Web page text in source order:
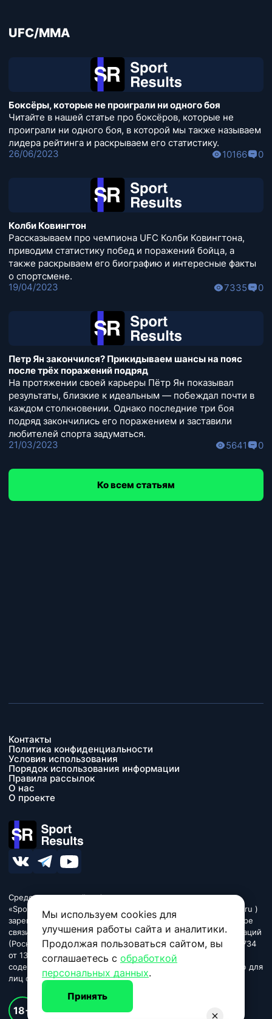
Мы используем cookies для
улучшения работы сайта и аналитики.
Продолжая пользоваться сайтом, вы
соглашаетесь с обработкой
персональных данных.
Принять
UFC/MMA
Боксёры, которые не проиграли ни одного боя
Читайте в нашей статье про боксёров, которые не
проиграли ни одного боя, в которой мы также называем
лидера рейтинга и раскрываем его статистику.
26/06/2023
10166 0
Колби Ковингтон
Рассказываем про чемпиона UFC Колби Ковингтона,
приводим статистику побед и поражений бойца, а
также раскрываем его биографию и интересные факты
о спортсмене.
19/04/2023
7335 0
Петр Ян закончился? Прикидываем шансы на пояс
после трёх поражений подряд
На протяжении своей карьеры Пётр Ян показывал
результаты, близкие к идеальным — побеждал почти в
каждом столкновении. Однако последние три боя
подряд закончились его поражением и заставили
любителей спорта задуматься.
21/03/2023
5641 0
Ко всем статьям
Контакты
Политика конфиденциальности
Условия использования
Порядок использования информации
Правила рассылок
О нас
О проекте
Средство массовой информации сетевое издание
«SportResults» (адрес в сети Интернет - www.sport-results.ru )
зарегистрировано Федеральной службой по надзору в сфере
связи, информационных технологий и массовых коммуникаций
(Роскомнадзор). Регистрационный номер ЭЛ № ФС 77 - 84734
от 13 марта 2023. Название «SportResults». Издание может
содержать информационную продукцию, предназначенную для
лиц старше 18 лет.
18+
Спортивные новости и события, результаты, обзоры игр